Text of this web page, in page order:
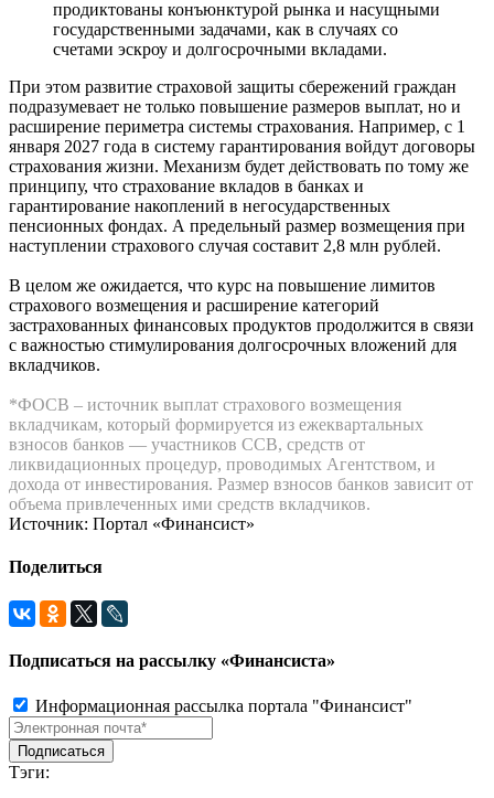
продиктованы конъюнктурой рынка и насущными
государственными задачами, как в случаях со
счетами эскроу и долгосрочными вкладами.
При этом развитие страховой защиты сбережений граждан
подразумевает не только повышение размеров выплат, но и
расширение периметра системы страхования. Например, с 1
января 2027 года в систему гарантирования войдут договоры
страхования жизни. Механизм будет действовать по тому же
принципу, что страхование вкладов в банках и
гарантирование накоплений в негосударственных
пенсионных фондах. А предельный размер возмещения при
наступлении страхового случая составит 2,8 млн рублей.
В целом же ожидается, что курс на повышение лимитов
страхового возмещения и расширение категорий
застрахованных финансовых продуктов продолжится в связи
с важностью стимулирования долгосрочных вложений для
вкладчиков.
*ФОСВ – источник выплат страхового возмещения
вкладчикам, который формируется из ежеквартальных
взносов банков — участников ССВ, средств от
ликвидационных процедур, проводимых Агентством, и
дохода от инвестирования. Размер взносов банков зависит от
объема привлеченных ими средств вкладчиков.
Источник: Портал «Финансист»
Поделиться
Подписаться на рассылку «Финансиста»
Информационная рассылка портала "Финансист"
Тэги: